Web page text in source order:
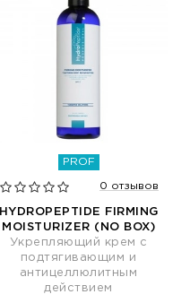
PROF
0 отзывов
HYDROPEPTIDE FIRMING
MOISTURIZER (NO BOX)
Укрепляющий крем с
подтягивающим и
антицеллюлитным
действием